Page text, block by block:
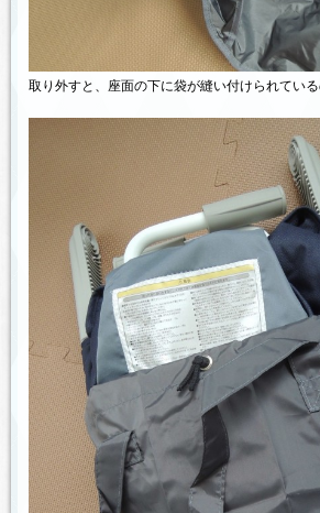
取り外すと、座面の下に袋が縫い付けられてい